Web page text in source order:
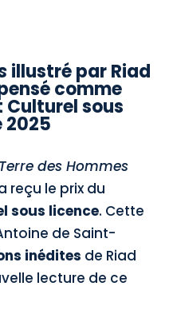
illustré par Riad
comme
Culturel sous
2025
Terre des Hommes
reçu le prix du
sous licence. Cette
de Saint-
inédites de Riad
lecture de ce